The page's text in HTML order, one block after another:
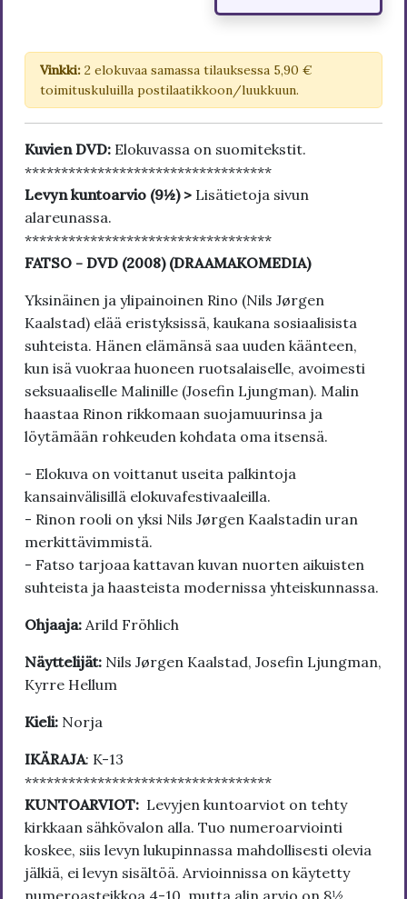
Vinkki: 2 elokuvaa samassa tilauksessa 5,90 €
toimituskuluilla postilaatikkoon/luukkuun.
Kuvien DVD: Elokuvassa on suomitekstit.
**********************************
Levyn kuntoarvio (9½) > Lisätietoja sivun
alareunassa.
**********************************
FATSO - DVD (2008) (DRAAMAKOMEDIA)
Yksinäinen ja ylipainoinen Rino (Nils Jørgen
Kaalstad) elää eristyksissä, kaukana sosiaalisista
suhteista. Hänen elämänsä saa uuden käänteen,
kun isä vuokraa huoneen ruotsalaiselle, avoimesti
seksuaaliselle Malinille (Josefin Ljungman). Malin
haastaa Rinon rikkomaan suojamuurinsa ja
löytämään rohkeuden kohdata oma itsensä.
- Elokuva on voittanut useita palkintoja
kansainvälisillä elokuvafestivaaleilla.
- Rinon rooli on yksi Nils Jørgen Kaalstadin uran
merkittävimmistä.
- Fatso tarjoaa kattavan kuvan nuorten aikuisten
suhteista ja haasteista modernissa yhteiskunnassa.
Ohjaaja: Arild Fröhlich
Näyttelijät: Nils Jørgen Kaalstad, Josefin Ljungman,
Kyrre Hellum
Kieli: Norja
IKÄRAJA: K-13
**********************************
KUNTOARVIOT: Levyjen kuntoarviot on tehty
kirkkaan sähkövalon alla. Tuo numeroarviointi
koskee, siis levyn lukupinnassa mahdollisesti olevia
jälkiä, ei levyn sisältöä. Arvioinnissa on käytetty